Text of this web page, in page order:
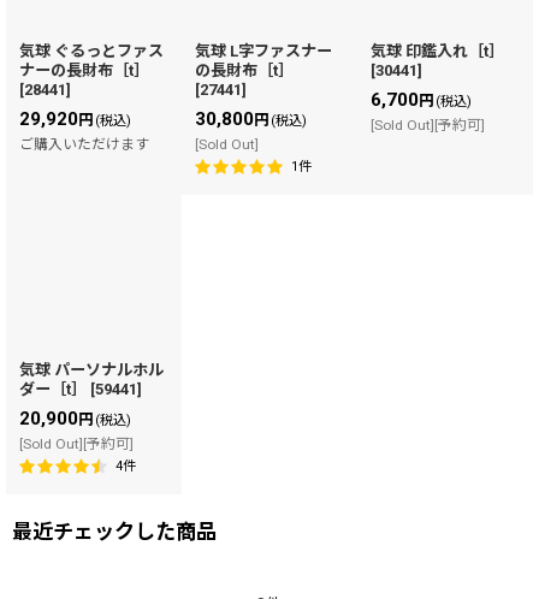
気球 ぐるっとファス
ナーの長財布［t］
[28441]
29,920円 (税込)
ご購入いただけます
気球 L字ファスナー
の長財布［t］
[27441]
30,800円 (税込)
[Sold Out]
1件
気球 印鑑入れ［t］
[30441]
6,700円 (税込)
[Sold Out][予約可]
気球 パーソナルホル
ダー［t］
[59441]
20,900円 (税込)
[Sold Out][予約可]
4件
最近チェックした商品